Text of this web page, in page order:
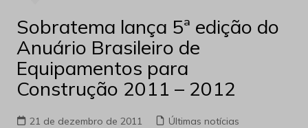
Sobratema lança 5ª edição do
Anuário Brasileiro de
Equipamentos para
Construção 2011 – 2012
21 de dezembro de 2011 Últimas notícias